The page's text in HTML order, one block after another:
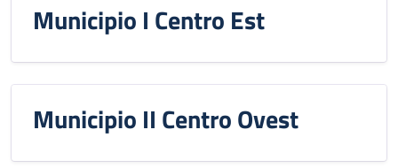
Municipio I Centro Est
Municipio II Centro Ovest